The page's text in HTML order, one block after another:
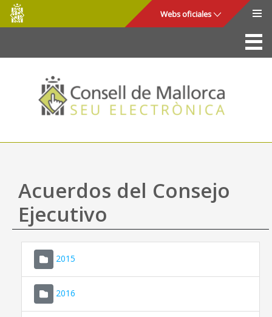
Saltar al contenido principal
Consell
de
Mallorca
Webs oficiales
La Sede
Consejo de Mallorca
Acceso y seguridad
Utilidades
Mapa web
Ayuda
Acuerdos del Consejo
Ejecutivo
2015
2016